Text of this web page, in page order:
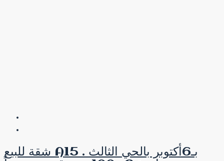
شقة للبيع A15 . بـ6أكتوبر بالحي الثالث